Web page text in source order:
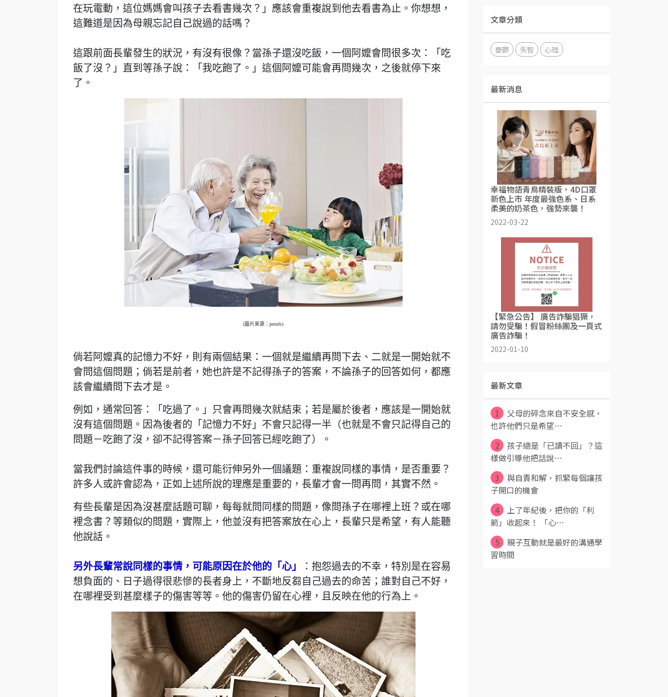
在玩電動，這位媽媽會叫孩子去看書幾次？」應該會重複說到他去看書為止。你想想，
這難道是因為母親忘記自己說過的話嗎？
這跟前面長輩發生的狀況，有沒有很像？當孫子還沒吃飯，一個阿嬤會問很多次：「吃
飯了沒？」直到等孫子說：「我吃飽了。」這個阿嬤可能會再問幾次，之後就停下來
了。
(圖片來源：pexels)
倘若阿嬤真的記憶力不好，則有兩個結果：一個就是繼續再問下去、二就是一開始就不
會問這個問題；倘若是前者，她也許是不記得孫子的答案，不論孫子的回答如何，都應
該會繼續問下去才是。
例如，通常回答：「吃過了。」只會再問幾次就結束；若是屬於後者，應該是一開始就
沒有這個問題。因為後者的「記憶力不好」不會只記得一半（也就是不會只記得自己的
問題－吃飽了沒，卻不記得答案－孫子回答已經吃飽了）。
當我們討論這件事的時候，還可能衍伸另外一個議題：重複說同樣的事情，是否重要？
許多人或許會認為，正如上述所說的理應是重要的，長輩才會一問再問，其實不然。
有些長輩是因為沒甚麼話題可聊，每每就問同樣的問題，像問孫子在哪裡上班？或在哪
裡念書？等類似的問題，實際上，他並沒有把答案放在心上，長輩只是希望，有人能聽
他說話。
另外長輩常說同樣的事情，可能原因在於他的「心」
：抱怨過去的不幸，特別是在容易
想負面的、日子過得很悲慘的長者身上，不斷地反芻自己過去的命苦；誰對自己不好，
在哪裡受到甚麼樣子的傷害等等。他的傷害仍留在心裡，且反映在他的行為上。
文章分類
憂鬱 失智 心理
最新消息
幸福物語青鳥精裝版，4D口罩
新色上市 年度最強色系、日系
柔美的奶茶色，強勢來襲！
2022-03-22
【緊急公告】 廣告詐騙猖獗，
請勿受騙！假冒粉絲團及一頁式
廣告詐騙！
2022-01-10
最新文章
1
父母的碎念來自不安全感，
也許他們只是希望⋯
2
孩子總是「已讀不回」？這
樣做引導他把話說⋯
3
與自責和解，抓緊每個讓孩
子開口的機會
4
上了年紀後，把你的「利
箭」收起來！ 「心⋯
5
親子互動就是最好的溝通學
習時間